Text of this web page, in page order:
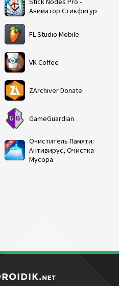
Аниматор Стикфигур
FL Studio Mobile
VK Coffee
ZArchiver Donate
GameGuardian
Очиститель Памяти:
Антивирус, Очистка
Мусора